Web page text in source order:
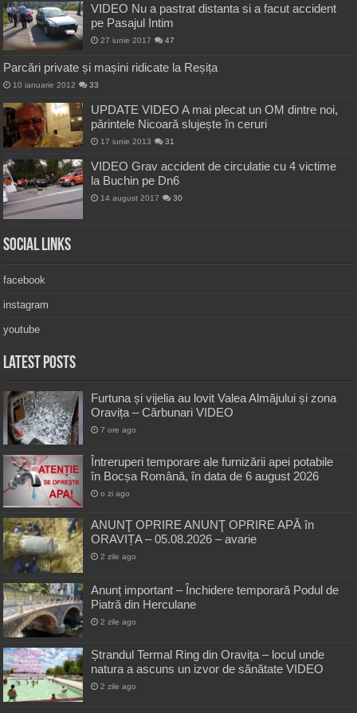
VIDEO Nu a pastrat distanta si a facut accident
pe Pasajul Intim
27 iunie 2017 47
Parcări private și mașini ridicate la Reșița
10 ianuarie 2012 33
UPDATE VIDEO A mai plecat un OM dintre noi,
părintele Nicoară slujește în ceruri
17 iunie 2013 31
VIDEO Grav accident de circulatie cu 4 victime
la Buchin pe Dn6
14 august 2017 30
Social Links
facebook
instagram
youtube
Latest Posts
Furtuna și vijelia au lovit Valea Almăjului și zona
Oravița – Cărbunari VIDEO
7 ore ago
Întreruperi temporare ale furnizării apei potabile
în Bocșa Română, în data de 6 august 2026
o zi ago
ANUNŢ OPRIRE ANUNŢ OPRIRE APĂ în
ORAVIȚA – 05.08.2026 – avarie
2 zile ago
Anunț important – Închidere temporară Podul de
Piatră din Herculane
2 zile ago
Ștrandul Termal Ring din Oravița – locul unde
natura a ascuns un izvor de sănătate VIDEO
2 zile ago